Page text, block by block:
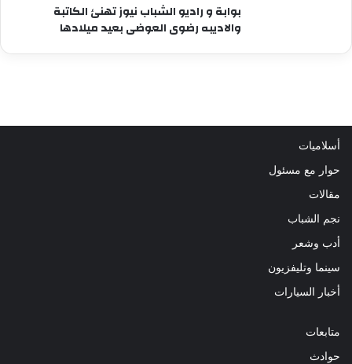
بوابة و راديو الشباب نيوز تهنئ الكاتبة
والاديبه رضوى العوضى بعيد ميلادها
أسلاميات
حوار مع مسئول
مقالات
نجم الشباب
أدب وشعر
سينما وتليفزيون
أخبار السيارات
متابعات
حوادث